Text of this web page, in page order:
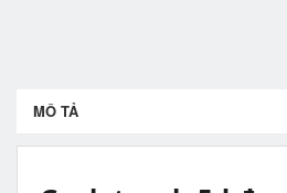
MÔ TẢ